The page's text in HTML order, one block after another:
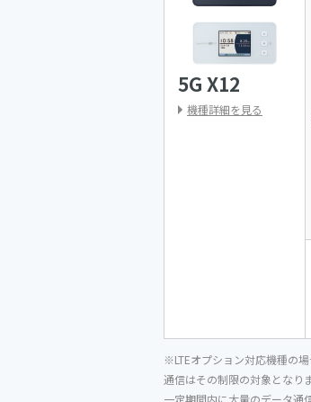
5G X12
機種詳細を見る
※LTEオプション対応機種の
通信はその制限の対象となり
一定期間内に大量のデータ通